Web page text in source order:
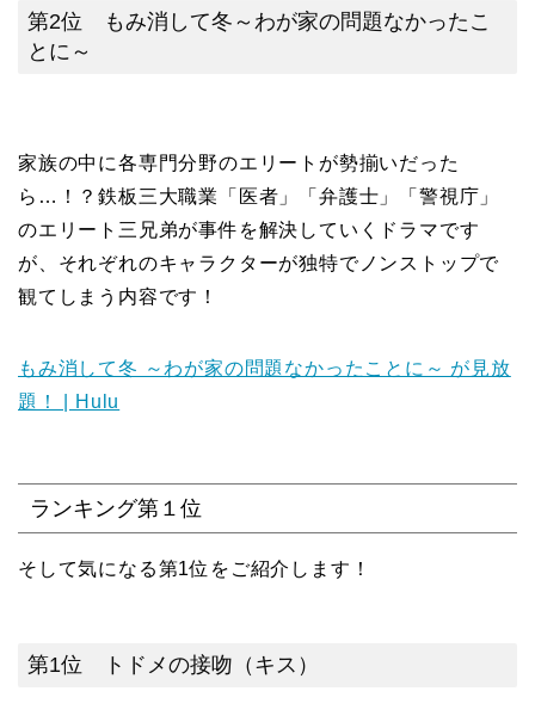
第2位 もみ消して冬～わが家の問題なかったこ
とに～
家族の中に各専門分野のエリートが勢揃いだった
ら…！？鉄板三大職業「医者」「弁護士」「警視庁」
のエリート三兄弟が事件を解決していくドラマです
が、それぞれのキャラクターが独特でノンストップで
観てしまう内容です！
もみ消して冬 ～わが家の問題なかったことに～ が見放
題！ | Hulu
ランキング第１位
そして気になる第1位をご紹介します！
第1位 トドメの接吻（キス）